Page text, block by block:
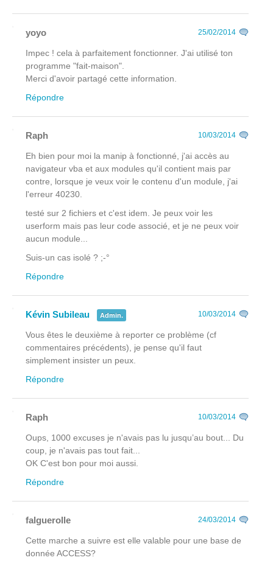
yoyo 25/02/2014
Impec ! cela à parfaitement fonctionner. J'ai utilisé ton
programme "fait-maison".
Merci d'avoir partagé cette information.
Répondre
Raph 10/03/2014
Eh bien pour moi la manip à fonctionné, j'ai accès au
navigateur vba et aux modules qu'il contient mais par
contre, lorsque je veux voir le contenu d'un module, j'ai
l'erreur 40230.
testé sur 2 fichiers et c'est idem. Je peux voir les
userform mais pas leur code associé, et je ne peux voir
aucun module...
Suis-un cas isolé ? ;-°
Répondre
Kévin Subileau Admin. 10/03/2014
Vous êtes le deuxième à reporter ce problème (cf
commentaires précédents), je pense qu'il faut
simplement insister un peux.
Répondre
Raph 10/03/2014
Oups, 1000 excuses je n'avais pas lu jusqu’au bout... Du
coup, je n'avais pas tout fait...
OK C'est bon pour moi aussi.
Répondre
falguerolle 24/03/2014
Cette marche a suivre est elle valable pour une base de
donnée ACCESS?